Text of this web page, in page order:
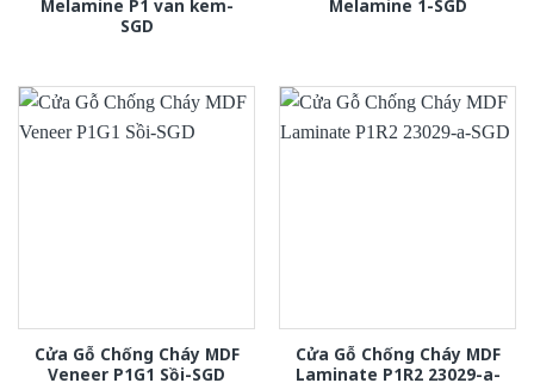
Melamine P1 van kem-
SGD
Melamine 1-SGD
Cửa Gỗ Chống Cháy MDF
Veneer P1G1 Sồi-SGD
Cửa Gỗ Chống Cháy MDF
Laminate P1R2 23029-a-